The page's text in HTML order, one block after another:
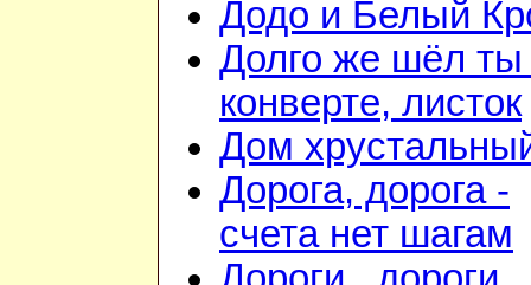
Додо и Белый
Долго же шёл ты
конверте, листок
Дом
Дорога, дорога -
счета нет шагам